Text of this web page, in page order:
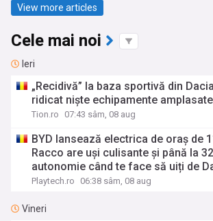
blocate sau anulate
View more articles
Cele mai noi
Ieri
„Recidivă” la baza sportivă din
ridicat niște echipamente
Tion.ro 07:43 sâm, 08 aug
BYD lansează electrica de oraș de
Racco are uși culisante și până la
autonomie când te face să uiți de
Playtech.ro 06:38 sâm, 08 aug
Vineri